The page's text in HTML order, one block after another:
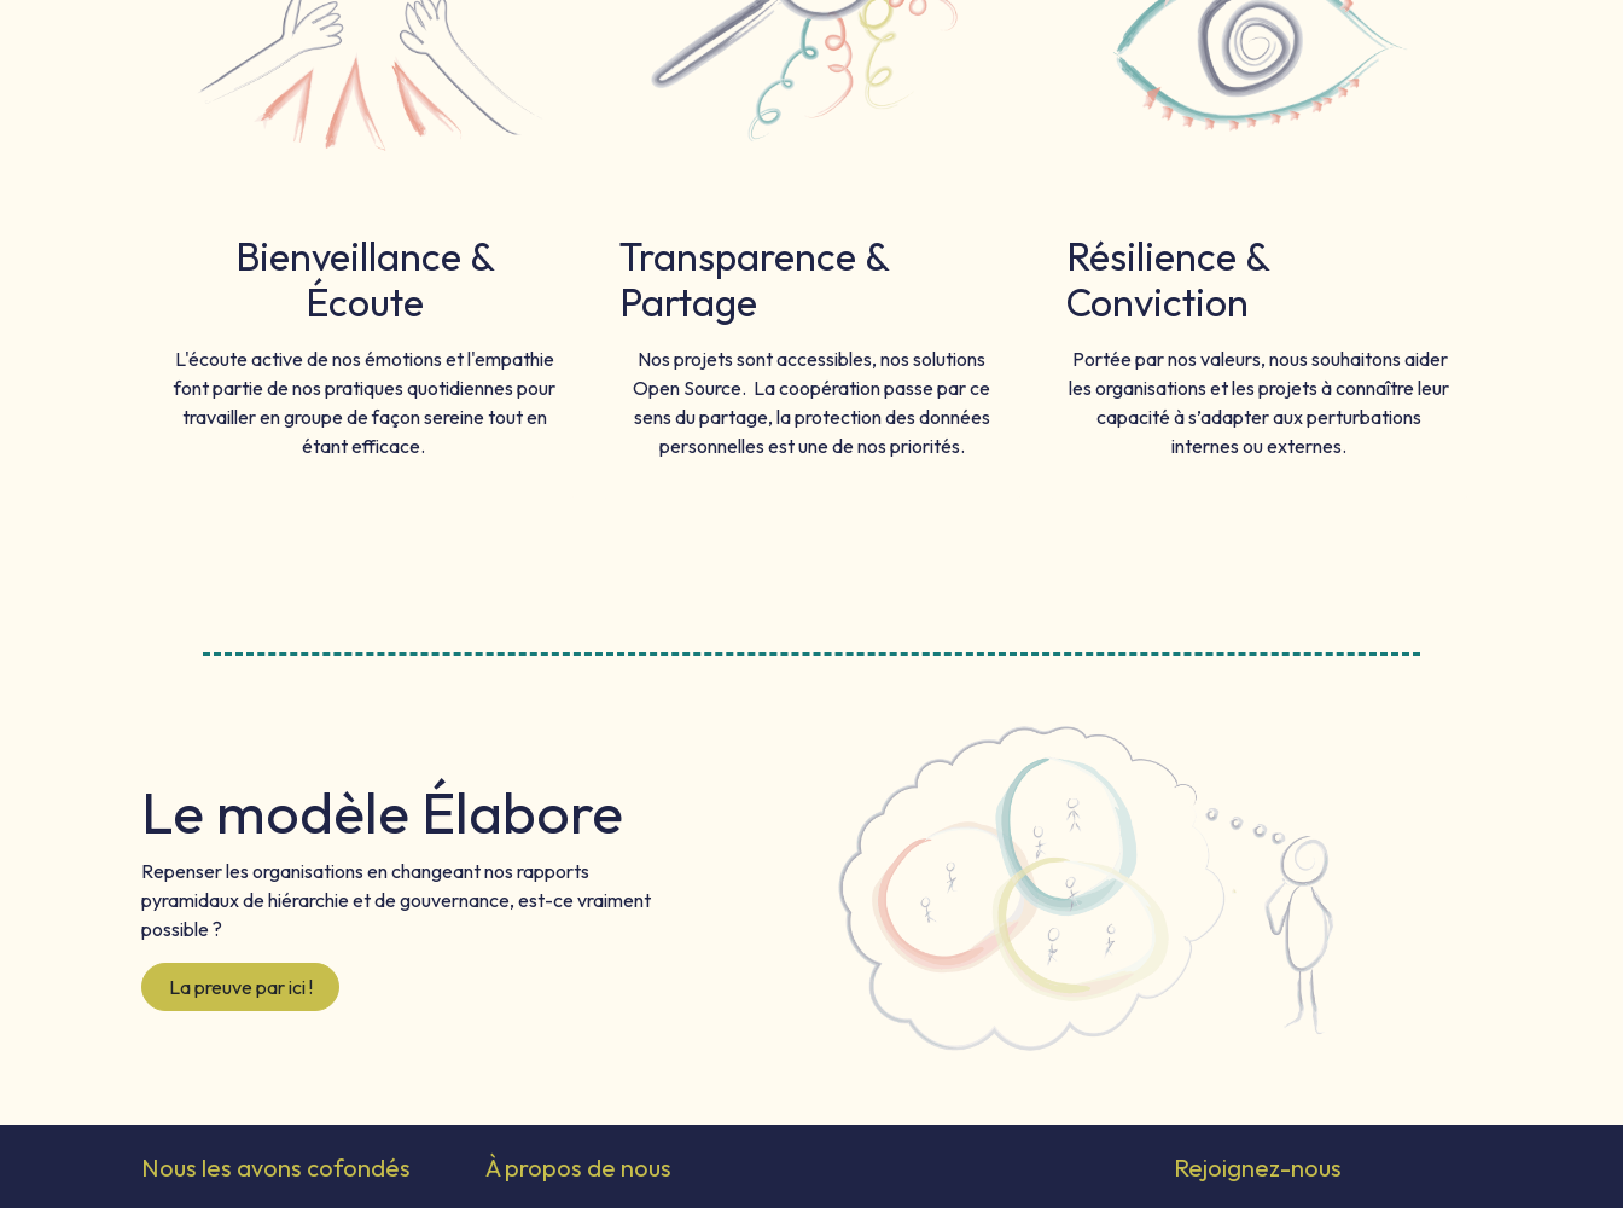
Bienveillance &
Écoute
L'écoute active de nos émotions et l'empathie
font partie de nos pratiques quotidiennes pour
travailler en groupe de façon sereine tout en
étant efficace.
Transparence &
Partage
Nos projets sont accessibles, nos solutions
Open Source. La coopération passe par ce
sens du partage, la protection des données
personnelles est une de nos priorités.
Résilience &
Conviction
Portée par nos valeurs, nous souhaitons aider
les organisations et les projets à connaître leur
capacité à s’adapter aux perturbations
internes ou externes.
Le modèle Élabore
Repenser les organisations en changeant nos rapports
pyramidaux de hiérarchie et de gouvernance, est-ce vraiment
possible ?
La preuve par ici !
Nous les avons cofondés À propos de nous Rejoignez-nous